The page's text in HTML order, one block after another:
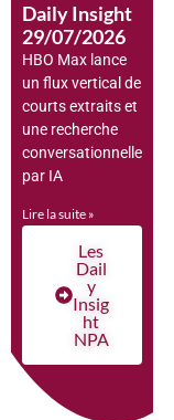
Daily Insight
29/07/2026
HBO Max lance
un flux vertical de
courts extraits et
une recherche
conversationnelle
par IA
Lire la suite »
Les
Dail
y
Insig
ht
NPA